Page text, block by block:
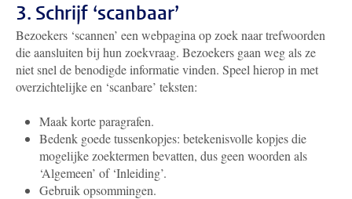
3. Schrijf ‘scanbaar’
Bezoekers ‘scannen’ een webpagina op zoek naar trefwoorden
die aansluiten bij hun zoekvraag. Bezoekers gaan weg als ze
niet snel de benodigde informatie vinden. Speel hierop in met
overzichtelijke en ‘scanbare’ teksten:
Maak korte paragrafen.
Bedenk goede tussenkopjes: betekenisvolle kopjes die
mogelijke zoektermen bevatten, dus geen woorden als
‘Algemeen’ of ‘Inleiding’.
Gebruik opsommingen.